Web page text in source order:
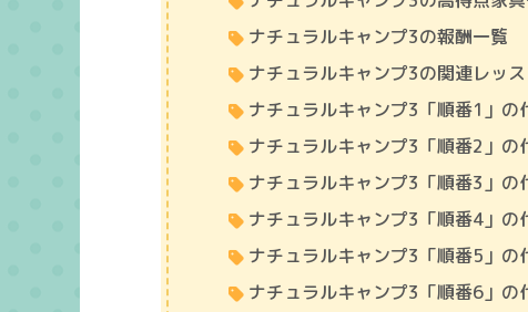
ナチュラルキャンプ3の報酬一覧
ナチュラルキャンプ3の関連レッ
ナチュラルキャンプ3「順番1」の
ナチュラルキャンプ3「順番2」の
ナチュラルキャンプ3「順番3」の
ナチュラルキャンプ3「順番4」の
ナチュラルキャンプ3「順番5」の
ナチュラルキャンプ3「順番6」の